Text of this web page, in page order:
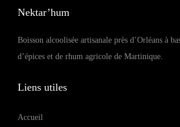
Nektar’hum
Boisson alcoolisée artisanale près d’Orléans à
d’épices et de rhum agricole de Martinique.
Liens utiles
Accueil